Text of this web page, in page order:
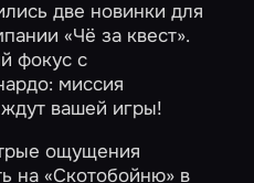
две новинки для
«Чё за квест».
фокус с
миссия
ждут вашей игры!
ощущения
на«Скотобойню» в